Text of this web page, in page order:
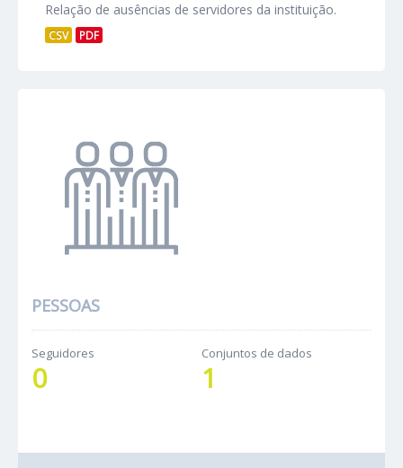
Relação de ausências de servidores da instituição.
CSV PDF
PESSOAS
Seguidores
0
Conjuntos de dados
1